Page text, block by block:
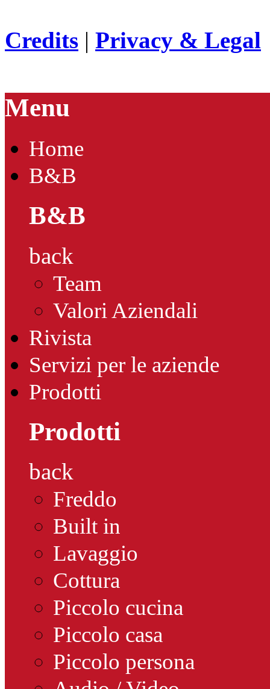
Credits | Privacy & Legal
Menu
Home
B&B
B&B
back
Team
Valori Aziendali
Rivista
Servizi per le aziende
Prodotti
Prodotti
back
Freddo
Built in
Lavaggio
Cottura
Piccolo cucina
Piccolo casa
Piccolo persona